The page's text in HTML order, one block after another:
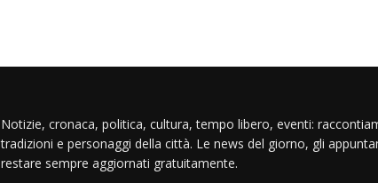
Notizie, cronaca, politica, cultura, tempo libero, eventi:
tradizioni e personaggi della città. Le news del giorno, gli
restare sempre aggiornati gratuitamente.